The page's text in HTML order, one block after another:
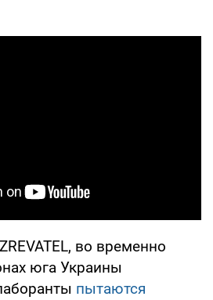
во временно
юга Украины
пытаются